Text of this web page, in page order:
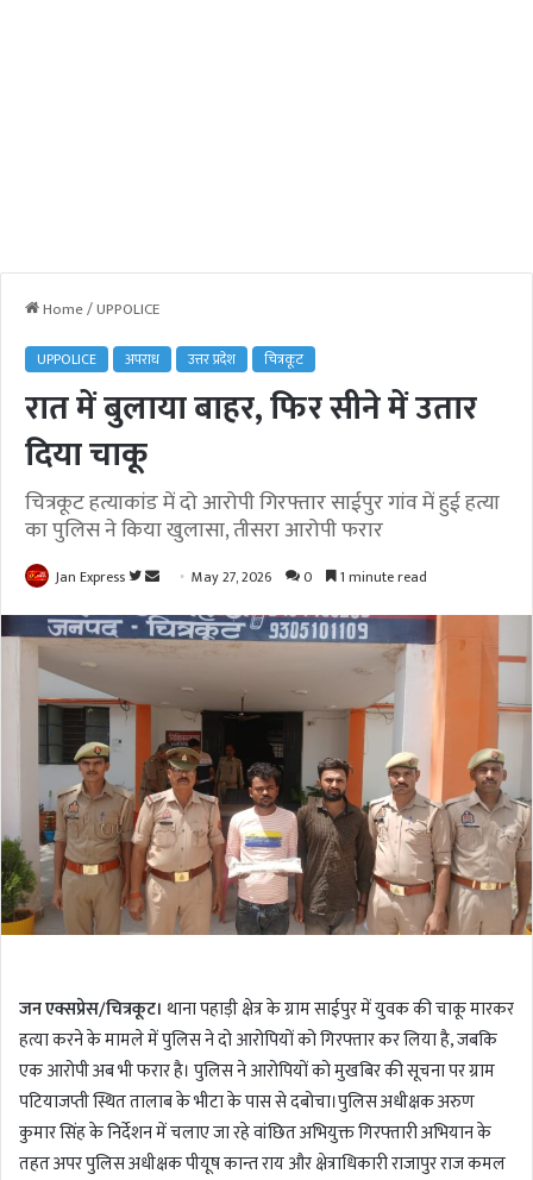
Home/UPPOLICE
UPPOLICE अपराध उत्तर प्रदेश चित्रकूट
रात में बुलाया बाहर, फिर सीने में उतार
दिया चाकू
चित्रकूट हत्याकांड में दो आरोपी गिरफ्तार साईपुर गांव में हुई हत्या
का पुलिस ने किया खुलासा, तीसरा आरोपी फरार
Jan Express
F
l
n
T
w
i
t
t
n
e
m
a
i
l
May 27, 2026 0 1 minute read
जन एक्सप्रेस/चित्रकूट। थाना पहाड़ी क्षेत्र के ग्राम साईपुर में युवक की चाकू मारकर
हत्या करने के मामले में पुलिस ने दो आरोपियों को गिरफ्तार कर लिया है, जबकि
एक आरोपी अब भी फरार है। पुलिस ने आरोपियों को मुखबिर की सूचना पर ग्राम
पटियाजप्ती स्थित तालाब के भीटा के पास से दबोचा।पुलिस अधीक्षक अरुण
कुमार सिंह के निर्देशन में चलाए जा रहे वांछित अभियुक्त गिरफ्तारी अभियान के
तहत अपर पुलिस अधीक्षक पीयूष कान्त राय और क्षेत्राधिकारी राजापुर राज कमल